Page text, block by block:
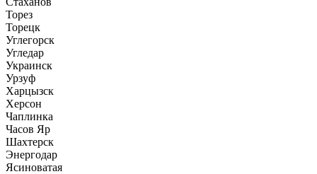
Торез
Торецк
Углегорск
Угледар
Украинск
Урзуф
Харцызск
Херсон
Чаплинка
Часов Яр
Шахтерск
Энергодар
Ясиноватая